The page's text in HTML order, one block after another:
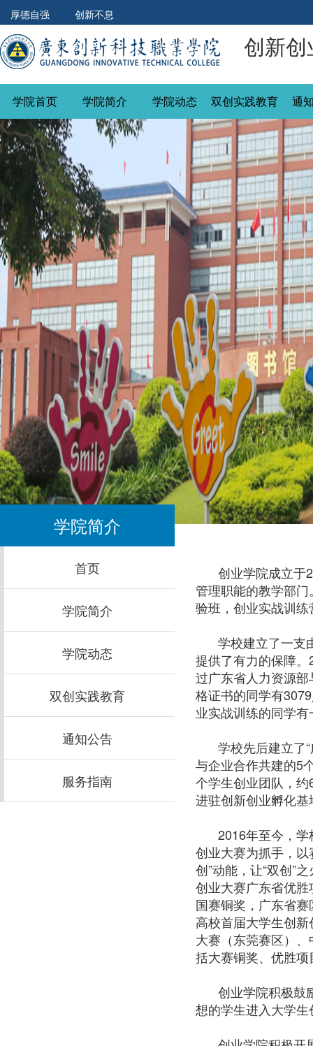
厚德自强 创新不息
创新
学院首页 学院简介 学院动态 双创实践教育 通
学院简介
首页
学院简介
学院动态
双创实践教育
通知公告
服务指南
创业学院成立于
管理职能的教学部
验班，创业实战训
学校建立了一支
提供了有力的保障。
过广东省人力资源
格证书的同学有3079
业实战训练的同学
学校先后建立了
与企业合作共建的5
个学生创业团队，约
进驻创新创业孵化
2016年至今，学
创业大赛为抓手，以
创”动能，让“双创”
创业大赛广东省优
国赛铜奖，广东省
高校首届大学生创
大赛（东莞赛区）
括大赛铜奖、优胜
创业学院积极鼓
想的学生进入大学